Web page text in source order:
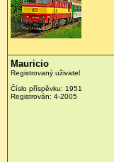
Mauricio
Registrovaný uživatel
Číslo příspěvku: 1951
Registrován: 4-2005